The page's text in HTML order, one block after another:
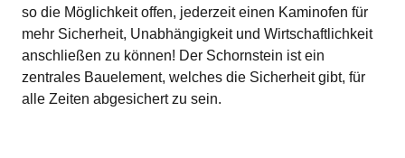
so die Möglichkeit offen, jederzeit einen Kaminofen für
mehr Sicherheit, Unabhängigkeit und Wirtschaftlichkeit
anschließen zu können! Der Schornstein ist ein
zentrales Bauelement, welches die Sicherheit gibt, für
alle Zeiten abgesichert zu sein.